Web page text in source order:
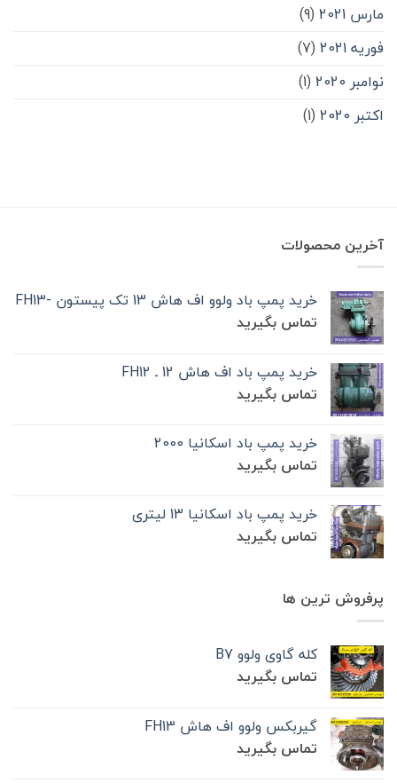
مارس 2021
(9)
فوریه 2021
(7)
نوامبر 2020
(1)
اکتبر 2020
(1)
آخرین محصولات
خرید پمپ باد ولوو اف هاش 13 تک‌ پیستون -FH13
تماس بگیرید
خرید پمپ باد اف هاش 12 ـ FH12
تماس بگیرید
خرید پمپ باد اسکانیا 2000
تماس بگیرید
خرید پمپ باد اسکانیا 13 لیتری
تماس بگیرید
پرفروش ترین ها
کله گاوی ولوو B7
تماس بگیرید
گیربکس ولوو اف هاش FH13
تماس بگیرید